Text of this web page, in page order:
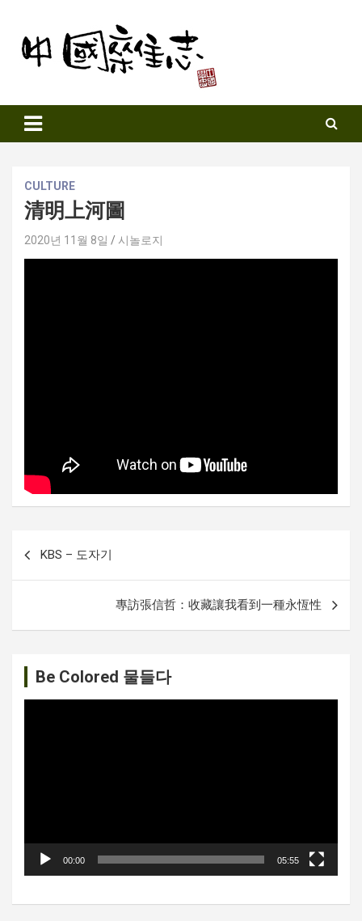
content
Sinozine
CULTURE
清明上河圖
2020년 11월 8일 시놀로지
션
KBS – 도자기
專訪張信哲：收藏讓我看到一種永恆性
Be Colored 물들다
00:00 05:55